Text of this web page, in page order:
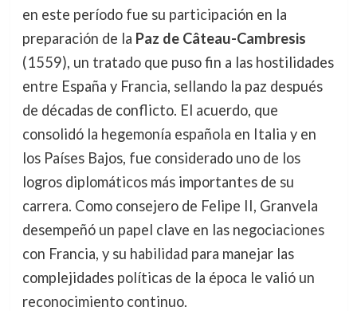
en este período fue su participación en la
preparación de la Paz de Câteau-Cambresis
(1559), un tratado que puso fin a las hostilidades
entre España y Francia, sellando la paz después
de décadas de conflicto. El acuerdo, que
consolidó la hegemonía española en Italia y en
los Países Bajos, fue considerado uno de los
logros diplomáticos más importantes de su
carrera. Como consejero de Felipe II, Granvela
desempeñó un papel clave en las negociaciones
con Francia, y su habilidad para manejar las
complejidades políticas de la época le valió un
reconocimiento continuo.